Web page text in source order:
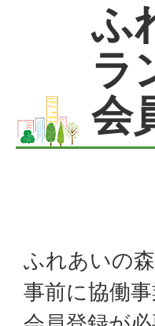
ふ
ラ
会
ふれあいの
事前に協働事